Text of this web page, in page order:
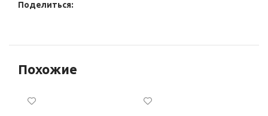
Поделиться:
Похожие